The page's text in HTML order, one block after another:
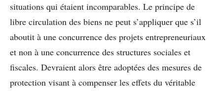
situations qui étaient incomparables. Le principe de
libre circulation des biens ne peut s’appliquer que s’il
aboutit à une concurrence des projets entrepreneuriaux
et non à une concurrence des structures sociales et
fiscales. Devraient alors être adoptées des mesures de
protection visant à compenser les effets du véritable